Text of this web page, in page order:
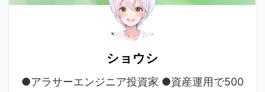
ショウシ
●アラサーエンジニア投資家 ●資産運用で500